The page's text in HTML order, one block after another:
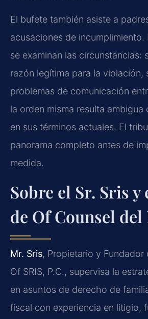
El bufete también asiste a
acusaciones de incumplimiento.
se examinan las circunstancias:
razón legítima para la violación,
problemas de comunicación
la orden misma resulta
en sus términos actuales. El
panorama completo antes de
medida.
Sobre el Sr. Sris
de Of Counsel del
Mr. Sris, Propietario y Fundador
Of SRIS, P.C., supervisa la
en asuntos de derecho de
fiscal con experiencia en litigio,